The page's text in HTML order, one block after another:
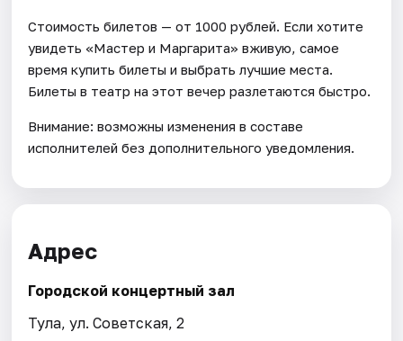
Стоимость билетов — от 1000 рублей. Если хотите
увидеть «Мастер и Маргарита» вживую, самое
время купить билеты и выбрать лучшие места.
Билеты в театр на этот вечер разлетаются быстро.
Внимание: возможны изменения в составе
исполнителей без дополнительного уведомления.
Адрес
Городской концертный зал
Тула, ул. Советская, 2